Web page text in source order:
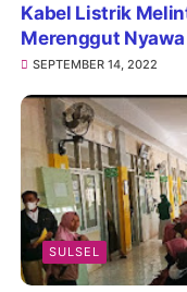
Kabel Listrik
Merenggut
SEPTEMBER 14, 2022
SULSEL